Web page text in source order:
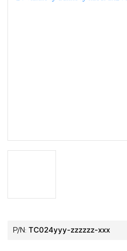
P/N: TC024yyy-zzzzzz-xxx